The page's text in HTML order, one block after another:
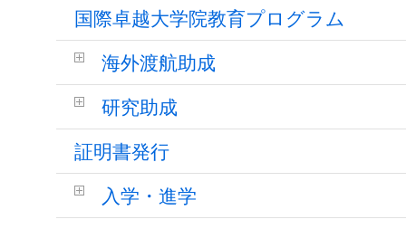
国際卓越大学院教育プログラム
海外渡航助成
研究助成
証明書発行
入学・進学